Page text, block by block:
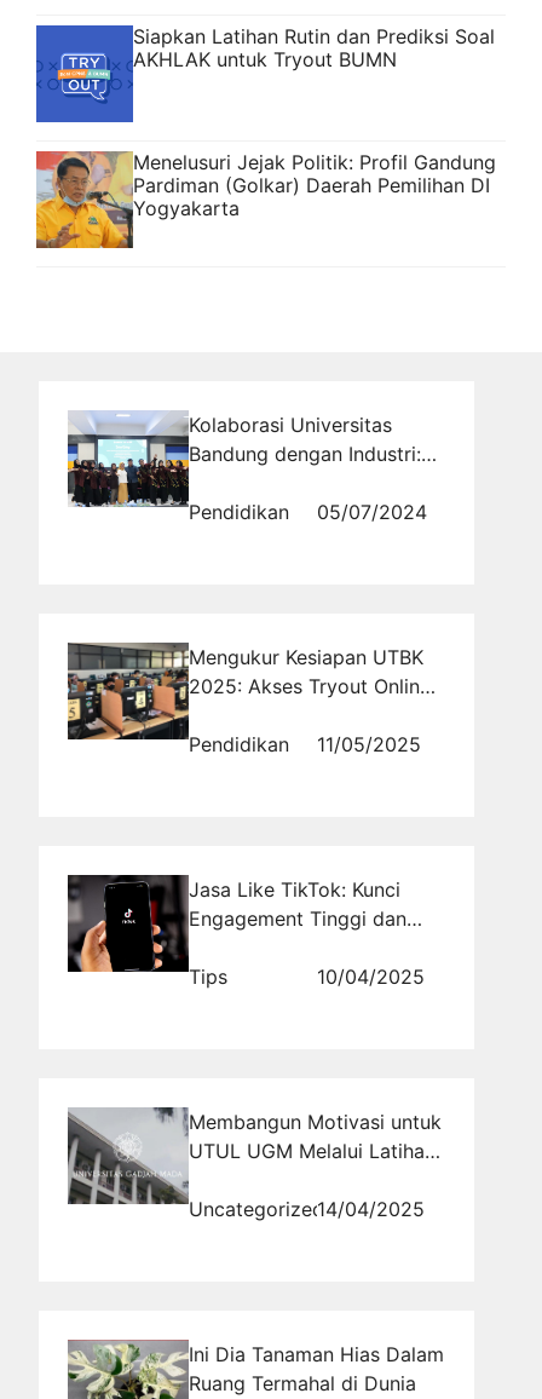
Siapkan Latihan Rutin dan Prediksi Soal
AKHLAK untuk Tryout BUMN
Menelusuri Jejak Politik: Profil Gandung
Pardiman (Golkar) Daerah Pemilihan DI
Yogyakarta
Kolaborasi Universitas
Bandung dengan Industri:
Handal
Pendidikan 05/07/2024
Mengukur Kesiapan UTBK
2025: Akses Tryout Online
Nasional
Pendidikan 11/05/2025
Jasa Like TikTok: Kunci
Engagement Tinggi dan
Tips
10/04/2025
Membangun Motivasi untuk
UTUL UGM Melalui Latihan
Uncategorized14/04/2025
Ini Dia Tanaman Hias Dalam
Ruang Termahal di Dunia